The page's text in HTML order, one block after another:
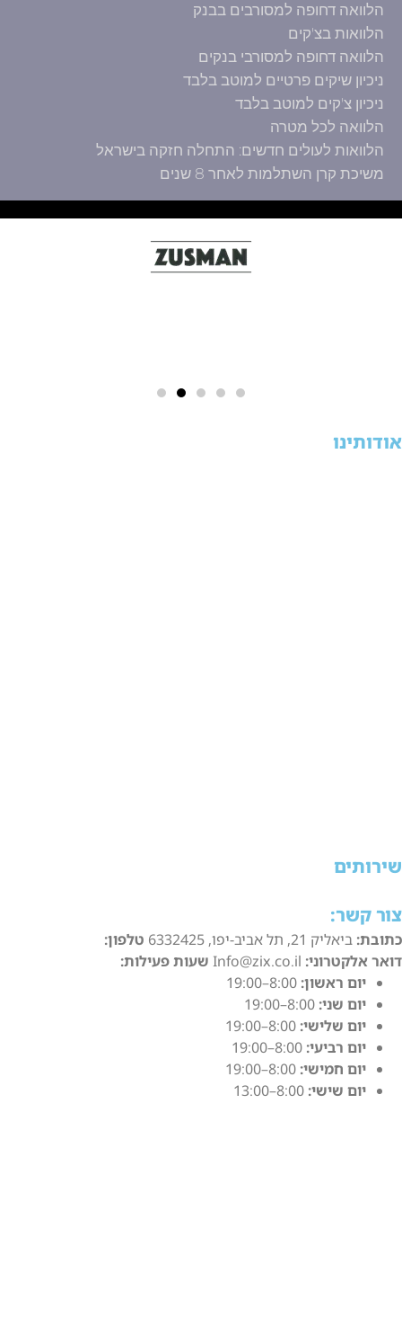
הלוואה דחופה למסורבים בבנק
הלוואות בצ'קים
הלוואה דחופה למסורבי בנקים
ניכיון שיקים פרטיים למוטב בלבד
ניכיון צ'קים למוטב בלבד
הלוואה לכל מטרה
הלוואות לעולים חדשים: התחלה חזקה בישראל
משיכת קרן השתלמות לאחר 8 שנים
קשר:
ביאליק 21, תל אביב-יפו, 6332425 טלפון:
אלקטרוני:Info@zix.co.il
שעות פעילות:
יום ראשון:8:00–19:00
יום שני:8:00–19:00
יום שלישי:8:00–19:00
יום רביעי:8:00–19:00
יום חמישי:8:00–19:00
יום שישי:8:00–13:00